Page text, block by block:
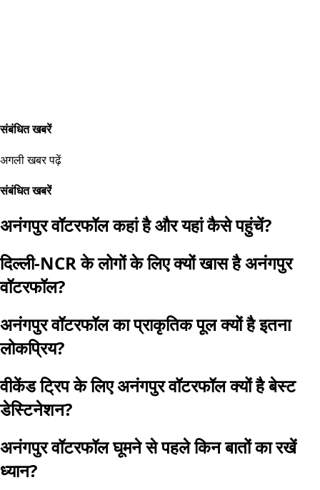
संबंधित खबरें
अगली खबर पढ़ें
संबंधित खबरें
अनंगपुर वॉटरफॉल कहां है और यहां कैसे पहुंचें?
दिल्ली-NCR के लोगों के लिए क्यों खास है अनंगपुर
वॉटरफॉल?
अनंगपुर वॉटरफॉल का प्राकृतिक पूल क्यों है इतना
लोकप्रिय?
वीकेंड ट्रिप के लिए अनंगपुर वॉटरफॉल क्यों है बेस्ट
डेस्टिनेशन?
अनंगपुर वॉटरफॉल घूमने से पहले किन बातों का रखें
ध्यान?